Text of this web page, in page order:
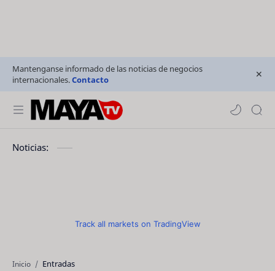
Mantenganse informado de las noticias de negocios
internacionales.Contacto
Noticias:
Track all markets on TradingView
Inicio Entradas